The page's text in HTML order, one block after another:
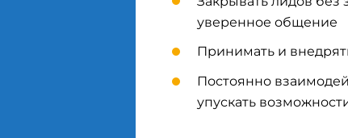
уверенное общение
Принимать и
Постоянно
упускать